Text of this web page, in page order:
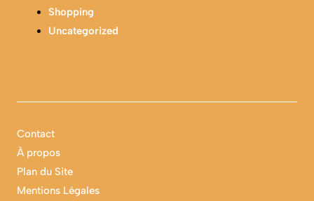
Shopping
Uncategorized
Contact
À propos
Plan du Site
Mentions Légales